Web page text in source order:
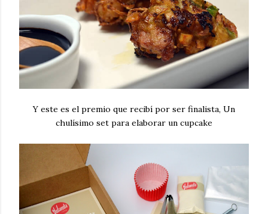
Y este es el premio que recibí por ser finalista, Un
chulísimo set para elaborar un cupcake